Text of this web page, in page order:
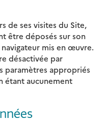
de ses visites du Site,
être déposés sur son
mis en œuvre.
désactivée par
paramètres appropriés
étant aucunement